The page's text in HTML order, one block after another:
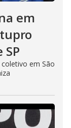
em
em São